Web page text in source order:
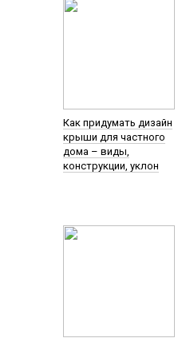
Как придумать дизайн
крыши для частного
дома – виды,
конструкции, уклон